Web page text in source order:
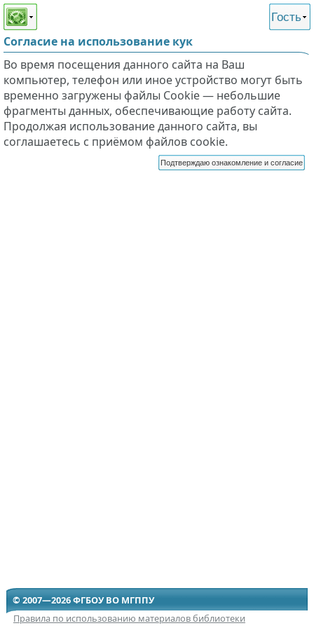
Этот сайт поддерживает
слабовидящих
Гость
Согласие на использование кук
Во время посещения данного сайта на Ваш
компьютер, телефон или иное устройство могут быть
временно загружены файлы Cookie — небольшие
фрагменты данных, обеспечивающие работу сайта.
Продолжая использование данного сайта, вы
соглашаетесь с приёмом файлов cookie.
Подтверждаю ознакомление и согласие
© 2007—2026 ФГБОУ ВО МГППУ
Правила по использованию материалов библиотеки